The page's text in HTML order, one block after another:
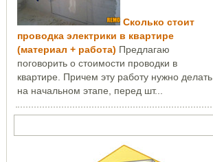
Сколько стоит
проводка электрики в квартире
(материал + работа) Предлагаю
поговорить о стоимости проводки в
квартире. Причем эту работу нужно делать
на начальном этапе, перед шт...